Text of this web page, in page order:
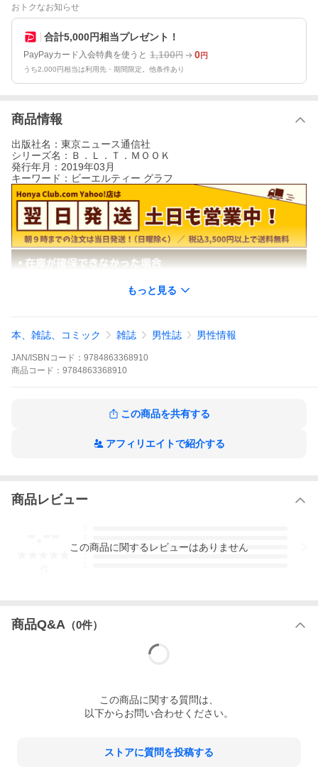
おトクなお知らせ
合計5,000円相当プレゼント！
PayPayカード入会特典を使うと 1,100円 0円
うち2,000円相当は利用先・期間限定。他条件あり
商品情報
出版社名：東京ニュース通信社
シリーズ名：Ｂ．Ｌ．Ｔ．ＭＯＯＫ
発行年月：2019年03月
キーワード：ビーエルティー グラフ
内容情報
blt graph. vol.41の表紙を飾るのは、表紙初登場となる乃木坂46・
3期生ながら乃木坂46の顔として存在感を放っている彼女。
大人の女性を感じさせる雰囲気をまとった
思わず息を呑むほどの美しい姿を本誌グラビアでは披露してい
もっと見る
本、雑誌、コミック 雑誌 男性誌 男性情報
JAN/ISBNコード： 9784863368910
商品 コード： 9784863368910
この商品を共有する
アフィリエイトで紹介する
商品レビュー
3
この商品に関するレビューはありません
商品Q&A （0件）
この商品に関する質問は、
以下からお問い合わせください。
ストアに質問を投稿する